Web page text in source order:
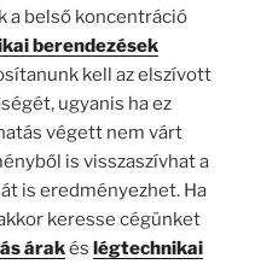
a belső koncentráció
berendezések
kell az elszívott
ugyanis ha ez
végett nem várt
is visszaszívhat a
is eredményezhet. Ha
keresse cégünket
árakés légtechnikai